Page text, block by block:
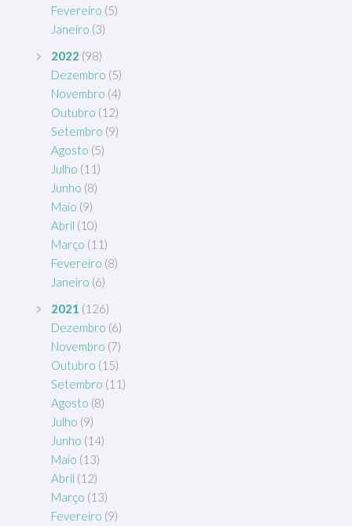
Fevereiro (5)
Janeiro (3)
2022 (98)
Dezembro (5)
Novembro (4)
Outubro (12)
Setembro (9)
Agosto (5)
Julho (11)
Junho (8)
Maio (9)
Abril (10)
Março (11)
Fevereiro (8)
Janeiro (6)
2021 (126)
Dezembro (6)
Novembro (7)
Outubro (15)
Setembro (11)
Agosto (8)
Julho (9)
Junho (14)
Maio (13)
Abril (12)
Março (13)
Fevereiro (9)